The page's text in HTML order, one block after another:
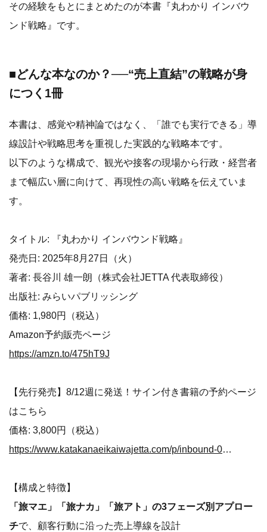
その経験をもとにまとめたのが本書『丸わかり インバウ
ンド戦略』です。
■どんな本なのか？──“売上直結”の戦略が身
につく1冊
本書は、感覚や精神論ではなく、「誰でも実行できる」導
線設計や戦略思考を重視した実践的な戦略本です。
以下のような構成で、観光や接客の現場から行政・経営者
まで幅広い層に向けて、再現性の高い戦略を伝えていま
す。
タイトル: 『丸わかり インバウンド戦略』
発売日: 2025年8月27日（火）
著者: 長谷川 雄一朗（株式会社JETTA 代表取締役）
出版社: みらいパブリッシング
価格: 1,980円（税込）
Amazon予約販売ページ
https://amzn.to/475hT9J
【先行発売】8/12週に発送！サイン付き書籍の予約ページ
はこちら
価格: 3,800円（税込）
https://www.katakanaeikaiwajetta.com/p/inbound-0827/
【構成と特徴】
「旅マエ」「旅ナカ」「旅アト」の3フェーズ別アプロー
チで、顧客行動に沿った売上導線を設計